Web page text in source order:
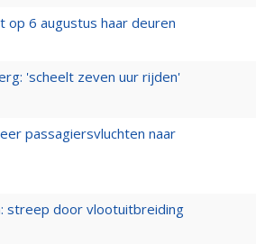
op 6 augustus haar deuren
'scheelt zeven uur rijden'
passagiersvluchten naar
streep door vlootuitbreiding